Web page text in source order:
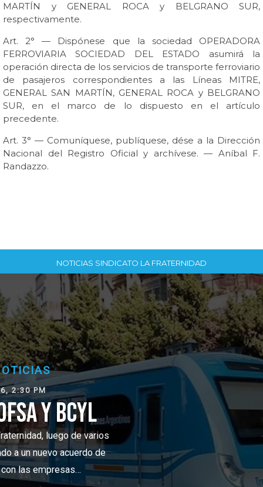
MARTÍN y GENERAL ROCA y BELGRANO SUR,
respectivamente.
Art. 2° — Dispónese que la sociedad OPERADORA
FERROVIARIA SOCIEDAD DEL ESTADO asumirá la
operación directa de los servicios de transporte ferroviario
de pasajeros correspondientes a las Líneas MITRE,
GENERAL SAN MARTÍN, GENERAL ROCA y BELGRANO
SUR, en el marco de lo dispuesto en el artículo
precedente.
Art. 3° — Comuníquese, publíquese, dése a la Dirección
Nacional del Registro Oficial y archívese. — Aníbal F.
Randazzo.
NOTICIAS SINDICATO LA FRATERNIDAD